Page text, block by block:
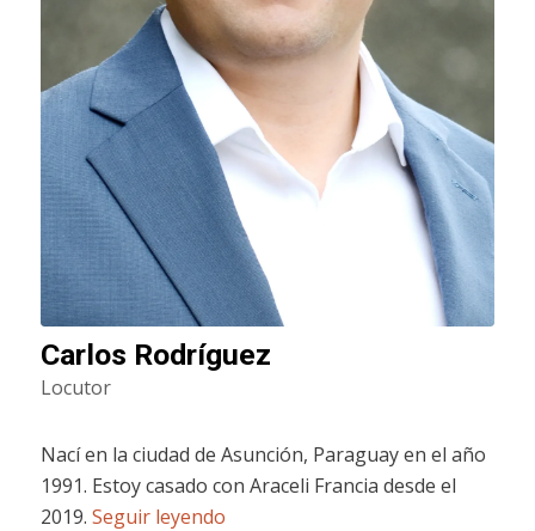
Carlos Rodríguez
Locutor
Nací en la ciudad de Asunción, Paraguay en el año
1991. Estoy casado con Araceli Francia desde el
2019. Seguir leyendo